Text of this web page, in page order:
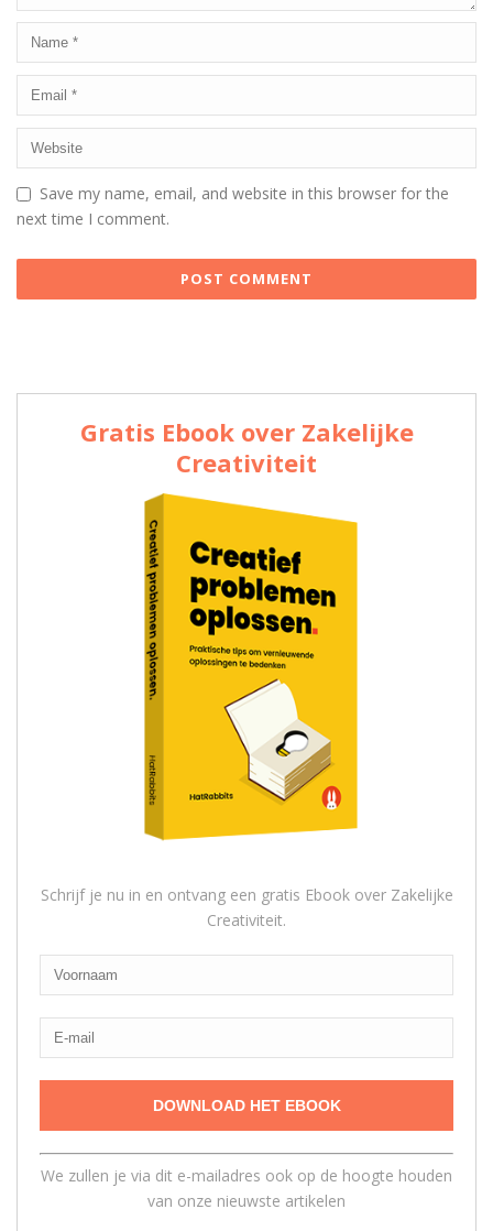
Save my name, email, and website in this browser for the
next time I comment.
Gratis Ebook over Zakelijke
Creativiteit
Schrijf je nu in en ontvang een gratis Ebook over Zakelijke
Creativiteit.
We zullen je via dit e-mailadres ook op de hoogte houden
van onze nieuwste artikelen